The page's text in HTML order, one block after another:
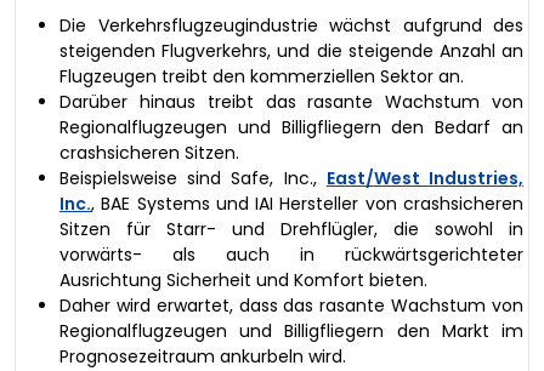
Die Verkehrsflugzeugindustrie wächst aufgrund des
steigenden Flugverkehrs, und die steigende Anzahl an
Flugzeugen treibt den kommerziellen Sektor an.
Darüber hinaus treibt das rasante Wachstum von
Regionalflugzeugen und Billigfliegern den Bedarf an
crashsicheren Sitzen.
Beispielsweise sind Safe, Inc., East/West Industries,
Inc., BAE Systems und IAI Hersteller von crashsicheren
Sitzen für Starr- und Drehflügler, die sowohl in
vorwärts- als auch in rückwärtsgerichteter
Ausrichtung Sicherheit und Komfort bieten.
Daher wird erwartet, dass das rasante Wachstum von
Regionalflugzeugen und Billigfliegern den Markt im
Prognosezeitraum ankurbeln wird.